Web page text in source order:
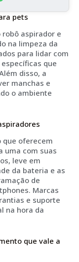
pets
aspirador e
na limpeza da
para lidar com
que
disso, a
manchas e
o ambiente
que oferecem
uma com suas
leve em
da bateria e as
de
Marcas
e suporte
na hora da
que vale a